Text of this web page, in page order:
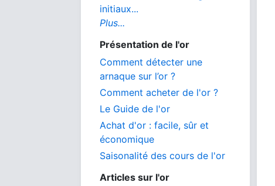
initiaux...
Plus...
Présentation de l'or
Comment détecter une
arnaque sur l’or ?
Comment acheter de l'or ?
Le Guide de l'or
Achat d'or : facile, sûr et
économique
Saisonalité des cours de l'or
Articles sur l'or